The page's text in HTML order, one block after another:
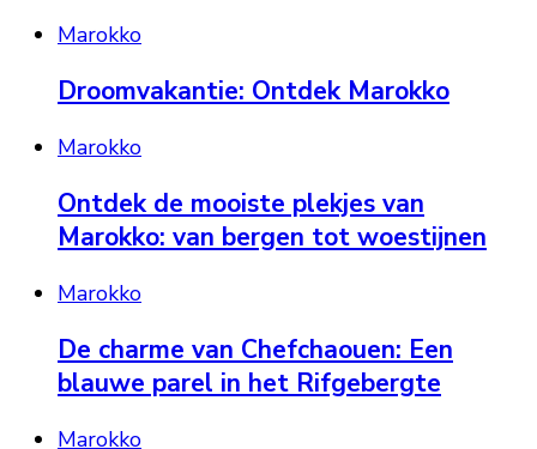
Marokko
Droomvakantie: Ontdek Marokko
Marokko
Ontdek de mooiste plekjes van
Marokko: van bergen tot woestijnen
Marokko
De charme van Chefchaouen: Een
blauwe parel in het Rifgebergte
Marokko